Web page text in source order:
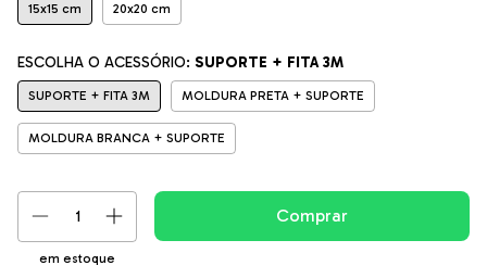
15x15 cm 20x20 cm
ESCOLHA O ACESSÓRIO: SUPORTE + FITA 3M
SUPORTE + FITA 3M MOLDURA PRETA + SUPORTE
MOLDURA BRANCA + SUPORTE
em estoque